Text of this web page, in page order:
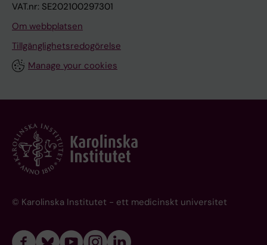
VAT.nr: SE202100297301
Om webbplatsen
Tillgänglighetsredogörelse
Manage your cookies
© Karolinska Institutet - ett medicinskt universitet